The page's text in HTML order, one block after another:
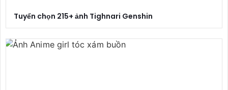
Tuyển chọn 215+ ảnh Tighnari Genshin